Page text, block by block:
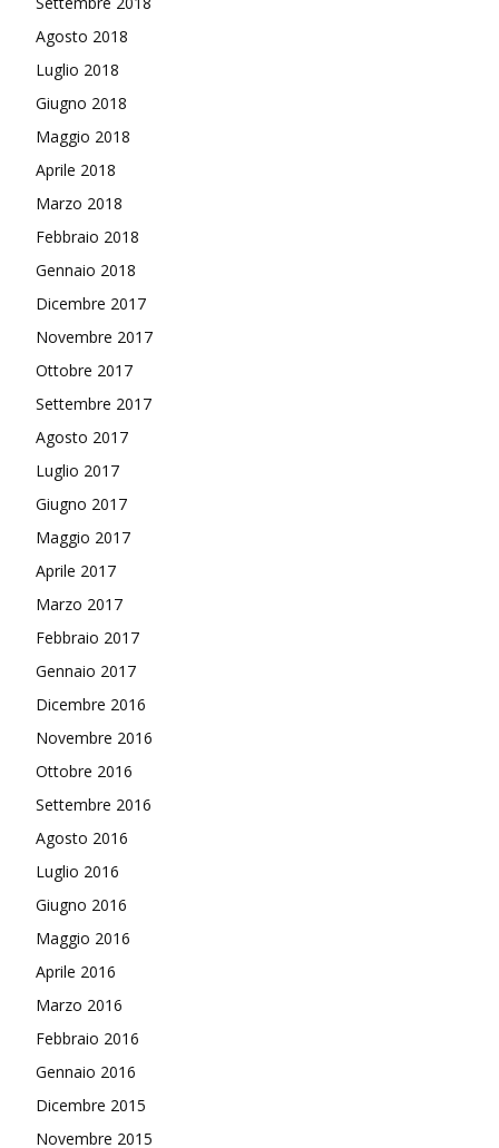
Agosto 2018
Luglio 2018
Giugno 2018
Maggio 2018
Aprile 2018
Marzo 2018
Febbraio 2018
Gennaio 2018
Dicembre 2017
Novembre 2017
Ottobre 2017
Settembre 2017
Agosto 2017
Luglio 2017
Giugno 2017
Maggio 2017
Aprile 2017
Marzo 2017
Febbraio 2017
Gennaio 2017
Dicembre 2016
Novembre 2016
Ottobre 2016
Settembre 2016
Agosto 2016
Luglio 2016
Giugno 2016
Maggio 2016
Aprile 2016
Marzo 2016
Febbraio 2016
Gennaio 2016
Dicembre 2015
Novembre 2015